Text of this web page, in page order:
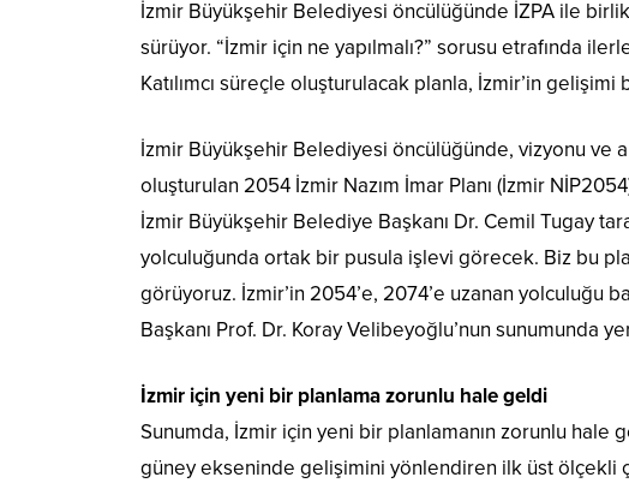
İzmir Büyükşehir Belediyesi öncülüğünde İZPA ile
sürüyor. “İzmir için ne yapılmalı?” sorusu etrafında
Katılımcı süreçle oluşturulacak planla, İzmir’in
İzmir Büyükşehir Belediyesi öncülüğünde, vizyonu ve
oluşturulan 2054 İzmir Nazım İmar Planı (İzmir
İzmir Büyükşehir Belediye Başkanı Dr. Cemil Tugay
yolculuğunda ortak bir pusula işlevi görecek. Biz bu
görüyoruz. İzmir’in 2054’e, 2074’e uzanan yolculuğu
Başkanı Prof. Dr. Koray Velibeyoğlu’nun sunumunda
İzmir için yeni bir planlama zorunlu hale geldi
Sunumda, İzmir için yeni bir planlamanın zorunlu hale
güney ekseninde gelişimini yönlendiren ilk üst ölçekli